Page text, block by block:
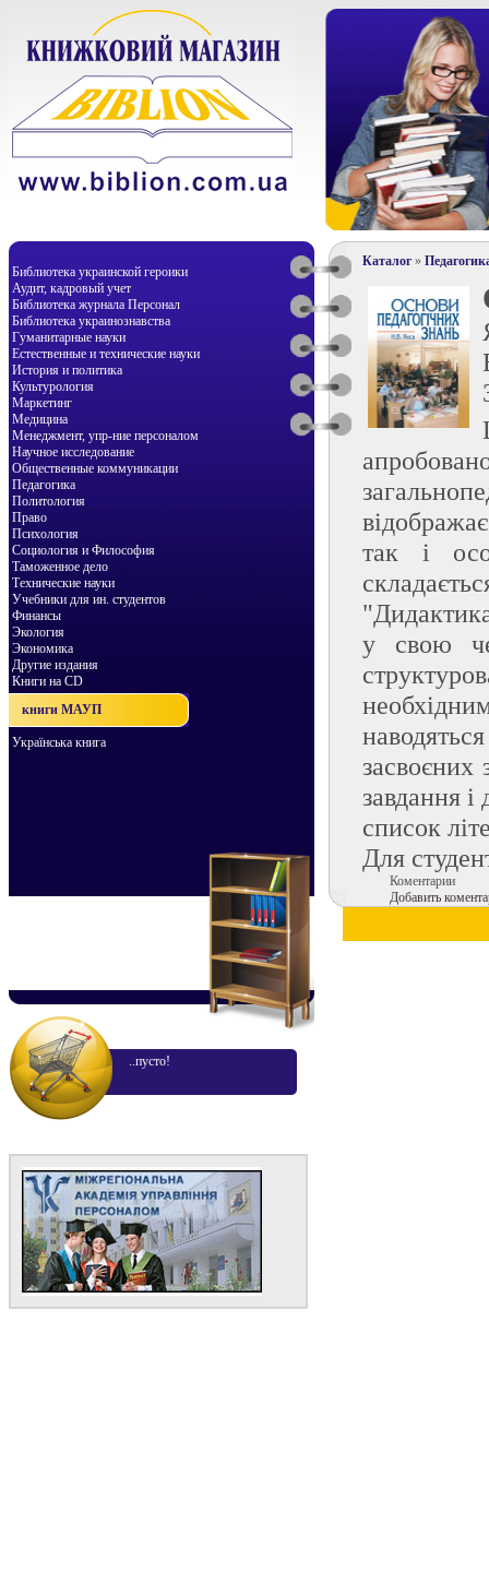
Библиотека украинской героики
Аудит, кадровый учет
Библиотека журнала Персонал
Библиотека украинознавства
Гуманитарные науки
Естественные и технические науки
История и политика
Культурология
Маркетинг
Медицина
Менеджмент, упр-ние персоналом
Научное исследование
Общественные коммуникации
Педагогика
Политология
Право
Психология
Социология и Философия
Таможенное дело
Технические науки
Учебники для ин. студентов
Финансы
Экология
Экономика
Другие издания
Книги на CD
книги МАУП
Українська книга
..пусто!
Каталог»
так і
у свою
засвоєних
завдання і
список
Для
Коментарии
Добавить